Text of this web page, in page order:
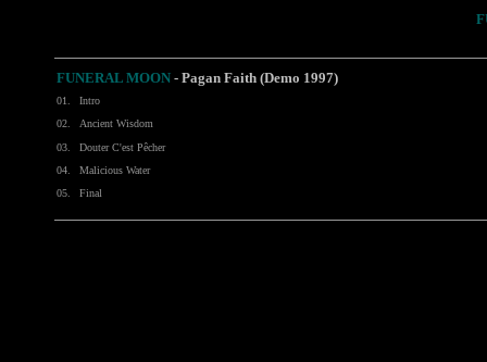
FUNERAL MOON - Pagan Faith (Demo 1997)
01.
Intro
02.
Ancient Wisdom
03.
Douter C'est Pêcher
04.
Malicious Water
05.
Final